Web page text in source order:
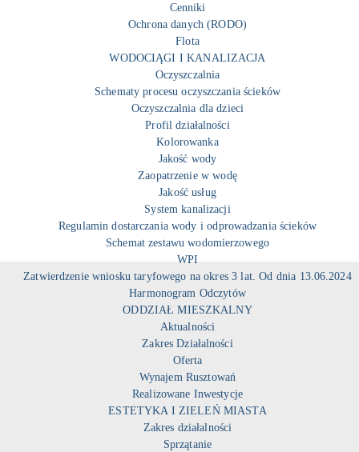
Cenniki
Ochrona danych (RODO)
Flota
WODOCIĄGI I KANALIZACJA
Oczyszczalnia
Schematy procesu oczyszczania ścieków
Oczyszczalnia dla dzieci
Profil działalności
Kolorowanka
Jakość wody
Zaopatrzenie w wodę
Jakość usług
System kanalizacji
Regulamin dostarczania wody i odprowadzania ścieków
Schemat zestawu wodomierzowego
WPI
Zatwierdzenie wniosku taryfowego na okres 3 lat. Od dnia 13.06.2024
Harmonogram Odczytów
ODDZIAŁ MIESZKALNY
Aktualności
Zakres Działalności
Oferta
Wynajem Rusztowań
Realizowane Inwestycje
ESTETYKA I ZIELEŃ MIASTA
Zakres działalności
Sprzątanie